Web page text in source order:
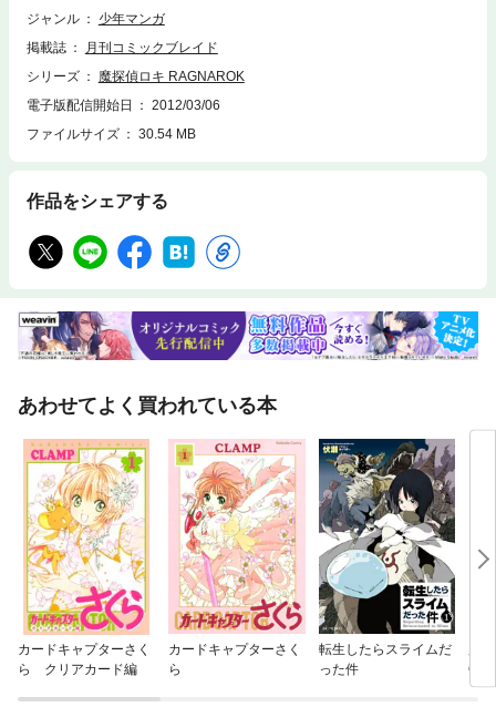
ジャンル
少年マンガ
掲載誌
月刊コミックブレイド
シリーズ
魔探偵ロキ RAGNAROK
電子版配信開始日
2012/03/06
ファイルサイズ
30.54 MB
作品をシェアする
あわせてよく買われている本
カードキャプターさく
ら クリアカード編
カードキャプターさく
ら
転生したらスライムだ
った件
OK